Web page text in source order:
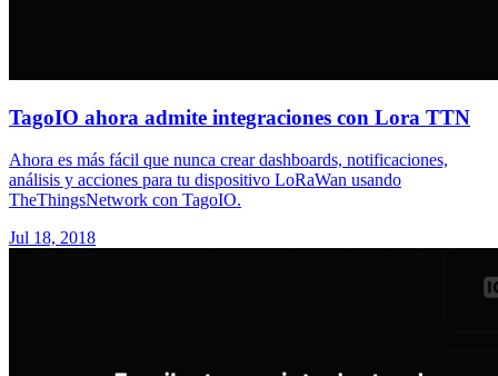
TagoIO ahora admite integraciones con Lora TTN
Ahora es más fácil que nunca crear dashboards, notificaciones,
análisis y acciones para tu dispositivo LoRaWan usando
TheThingsNetwork con TagoIO.
Jul 18, 2018